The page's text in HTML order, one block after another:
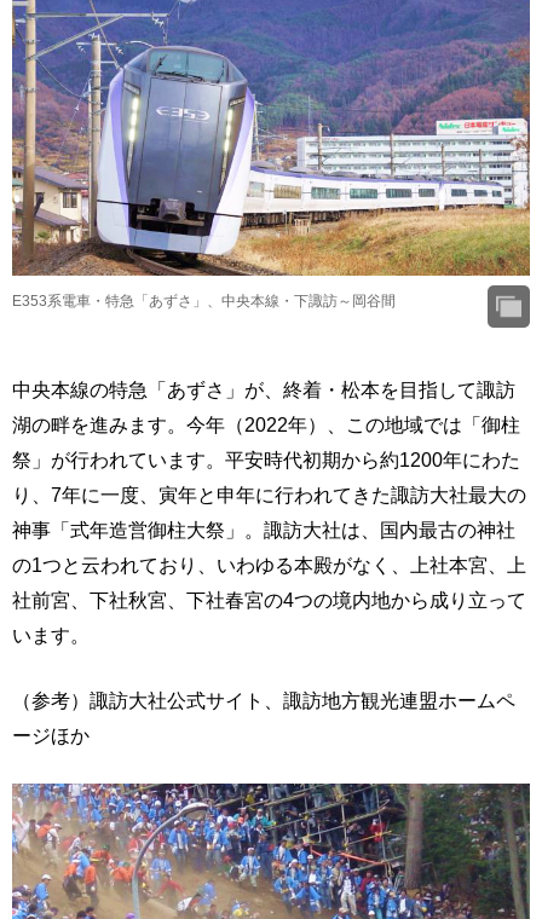
E353系電車・特急「あずさ」、中央本線・下諏訪～岡谷間
中央本線の特急「あずさ」が、終着・松本を目指して諏訪
湖の畔を進みます。今年（2022年）、この地域では「御柱
祭」が行われています。平安時代初期から約1200年にわた
り、7年に一度、寅年と申年に行われてきた諏訪大社最大の
神事「式年造営御柱大祭」。諏訪大社は、国内最古の神社
の1つと云われており、いわゆる本殿がなく、上社本宮、上
社前宮、下社秋宮、下社春宮の4つの境内地から成り立って
います。
（参考）諏訪大社公式サイト、諏訪地方観光連盟ホームペ
ージほか